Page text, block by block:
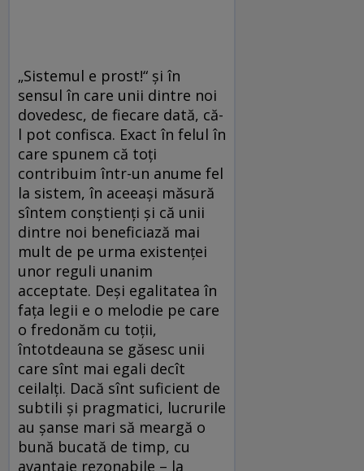
„Sistemul e prost!“ și în
sensul în care unii dintre noi
dovedesc, de fiecare dată, că-
l pot confisca. Exact în felul în
care spunem că toți
contribuim într-un anume fel
la sistem, în aceeași măsură
sîntem conștienți și că unii
dintre noi beneficiază mai
mult de pe urma existenței
unor reguli unanim
acceptate. Deși egalitatea în
fața legii e o melodie pe care
o fredonăm cu toții,
întotdeauna se găsesc unii
care sînt mai egali decît
ceilalți. Dacă sînt suficient de
subtili și pragmatici, lucrurile
au șanse mari să meargă o
bună bucată de timp, cu
avantaje rezonabile – la